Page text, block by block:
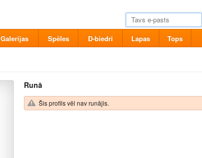
Galerijas Spēles D-biedri Lapas Tops
Runā
Šis profils vēl nav runājis.